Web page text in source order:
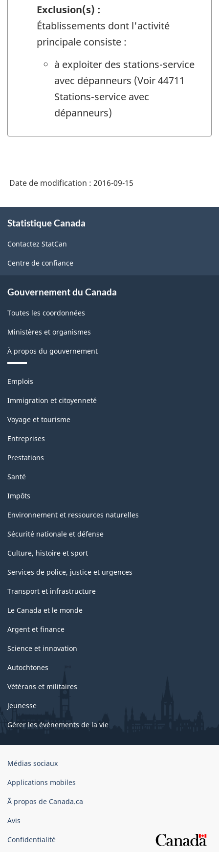
Exclusion(s) :
Établissements dont l'activité
principale consiste :
à exploiter des stations-service
avec dépanneurs (Voir 44711
Stations-service avec
dépanneurs)
Date de modification : 2016-09-15
propos
ce
site
Statistique Canada
Contactez StatCan
Centre de confiance
Gouvernement du Canada
Toutes les coordonnées
Ministères et organismes
À propos du gouvernement
Thèmes
sujets
Emplois
Immigration et citoyenneté
Voyage et tourisme
Entreprises
Prestations
Santé
Impôts
Environnement et ressources naturelles
Sécurité nationale et défense
Culture, histoire et sport
Services de police, justice et urgences
Transport et infrastructure
Le Canada et le monde
Argent et finance
Science et innovation
Autochtones
Vétérans et militaires
Jeunesse
Gérer les événements de la vie
Organisation
gouvernement
Canada
Médias sociaux
Applications mobiles
Ã propos de Canada.ca
Avis
Confidentialité